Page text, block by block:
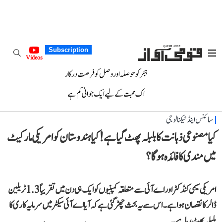
Subscription
Videos
ہجر کو حوصلہ اور وصل کو فرصت درکار
اک محبت کے لیے ایک جوانی کم ہے
سائنس اینڈ ٹیکنالوجی
کیا مصنوعی ذہانت کا بلبلہ پھٹ گیا ہے! کیا ہندوستان کو امریکی مارکیٹ
میں مندی کا فائدہ ہوگا؟
امریکی سیمی کنڈکٹر اور اے آئی سے متعلقہ کمپنیوں کو ایک ہی دن میں تقریباً 1.3 ٹریلین
ڈالر کا نقصان ہوا ہے۔ اس سے یہ بحث چھڑ گئی ہے کہ آیا اے آئی سیکٹر میں سرمایہ کاری کا